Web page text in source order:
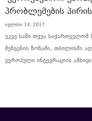
ᲞᲠᲝᲑᲚᲔᲛᲔᲑᲘᲡ
ივლისი 14, 2017
უკვე სამი თვეა
შენგენის ზონაში, თბილისში
ევროპული ინტეგრაციის